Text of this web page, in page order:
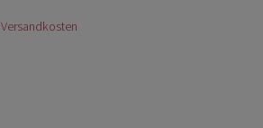
Versandkosten